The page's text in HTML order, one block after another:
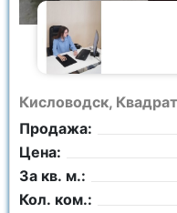
Кисловодск,
Продажа:
Цена:
За кв. м.:
Кол. ком.: